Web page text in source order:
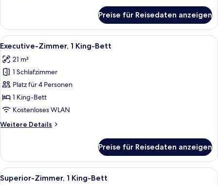
Suite,
1 King-
Bett
Schlafsofa
Preise für Reisedaten anzeigen
Alle
Fotos
für
Executive-
Zimmer,
1 King-
Bett
Ein Hotelzimmer mit einem großen
4
Executive-Zimmer, 1 King-Bett
21 m²
1 Schlafzimmer
Platz für 4 Personen
1 King-Bett
Kostenloses WLAN
Weitere Details
Weitere
Zimmer,
1 King-
Bett
Preise für Reisedaten anzeigen
Alle
Hochwertige Bettwaren, Minibar,
9
Superior-Zimmer, 1 King-Bett